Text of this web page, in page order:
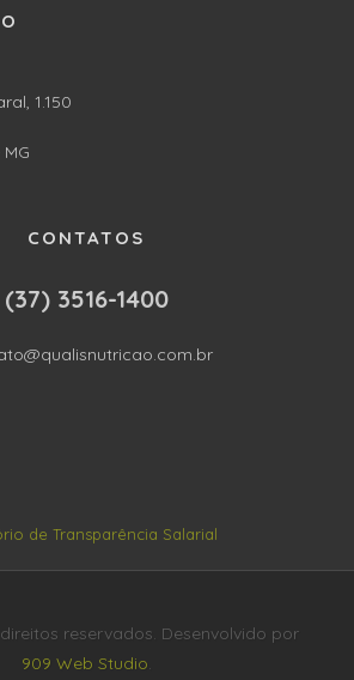
1.150
CONTATOS
(37) 3516-1400
de Transparência Salarial
reservados. Desenvolvido por
909 Web Studio.